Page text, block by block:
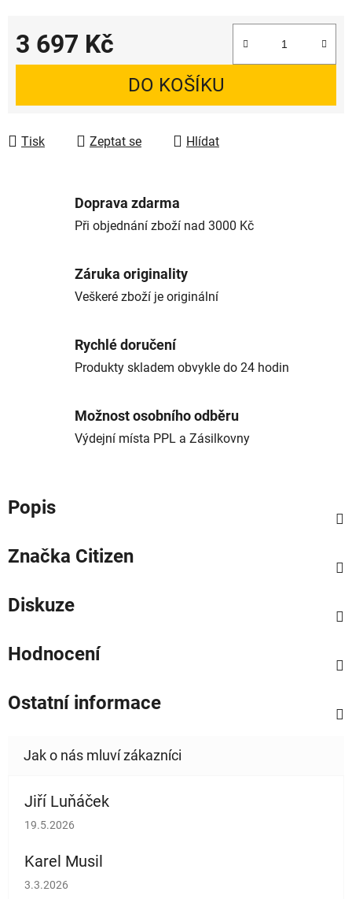
3 697 Kč
Měrná cena:
DO KOŠÍKU
Tisk Zeptat se Hlídat
Doprava zdarma
Při objednání zboží nad 3000 Kč
Záruka originality
Veškeré zboží je originální
Rychlé doručení
Produkty skladem obvykle do 24 hodin
Možnost osobního odběru
Výdejní místa PPL a Zásilkovny
Popis
Značka Citizen
Diskuze
Hodnocení
Ostatní informace
Jiří Luňáček
Hodnocení obchodu je 5 z 5 hvězdiček.
19.5.2026
Karel Musil
Hodnocení obchodu je 5 z 5 hvězdiček.
3.3.2026